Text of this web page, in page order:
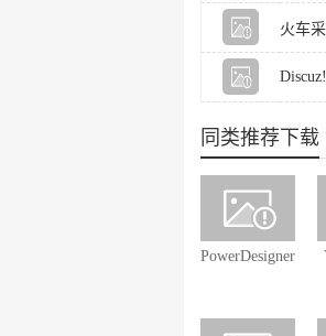
火车
同类推荐下载
PowerDesigner(uml